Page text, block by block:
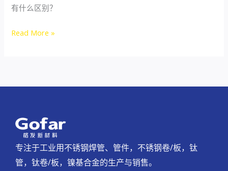
有什么区别？
Read More »
专注于工业用不锈钢焊管、管件，不锈钢卷/板，钛
管，钛卷/板，镍基合金的生产与销售。